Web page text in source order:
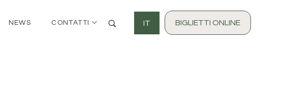
NEWS CONTATTI IT BIGLIETTI ONLINE